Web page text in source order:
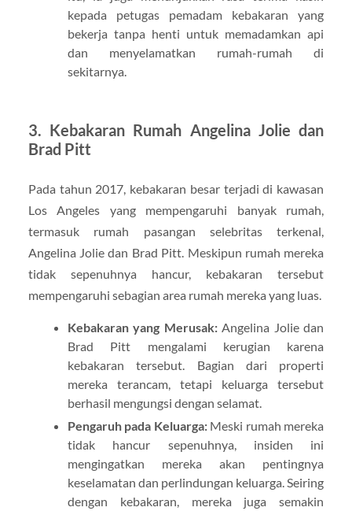
kepada petugas pemadam kebakaran yang
bekerja tanpa henti untuk memadamkan api
dan menyelamatkan rumah-rumah di
sekitarnya.
3. Kebakaran Rumah Angelina Jolie dan
Brad Pitt
Pada tahun 2017, kebakaran besar terjadi di kawasan
Los Angeles yang mempengaruhi banyak rumah,
termasuk rumah pasangan selebritas terkenal,
Angelina Jolie dan Brad Pitt. Meskipun rumah mereka
tidak sepenuhnya hancur, kebakaran tersebut
mempengaruhi sebagian area rumah mereka yang luas.
Kebakaran yang Merusak:Angelina Jolie dan
Brad Pitt mengalami kerugian karena
kebakaran tersebut. Bagian dari properti
mereka terancam, tetapi keluarga tersebut
berhasil mengungsi dengan selamat.
Pengaruh pada Keluarga:Meski rumah mereka
tidak hancur sepenuhnya, insiden ini
mengingatkan mereka akan pentingnya
keselamatan dan perlindungan keluarga. Seiring
dengan kebakaran, mereka juga semakin